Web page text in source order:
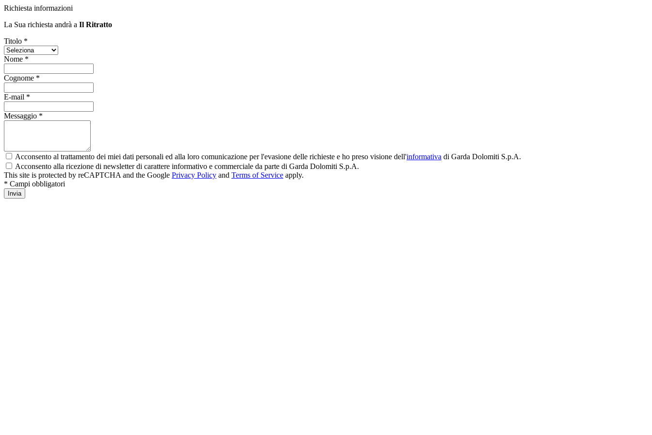
Richiesta informazioni
La Sua richiesta andrà a Il Ritratto
Titolo *
Nome *
Cognome *
E-mail *
Messaggio *
Acconsento al trattamento dei miei dati personali ed alla loro comunicazione per l'evasione delle richieste e ho preso visione dell'informativa di Garda Dolomiti S.p.A.
Acconsento alla ricezione di newsletter di carattere informativo e commerciale da parte di Garda Dolomiti S.p.A.
This site is protected by reCAPTCHA and the Google Privacy Policy and Terms of Service apply.
* Campi obbligatori
Invia